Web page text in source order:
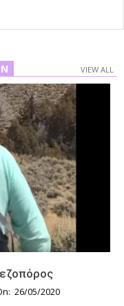
VIEW ALL
26/05/2020